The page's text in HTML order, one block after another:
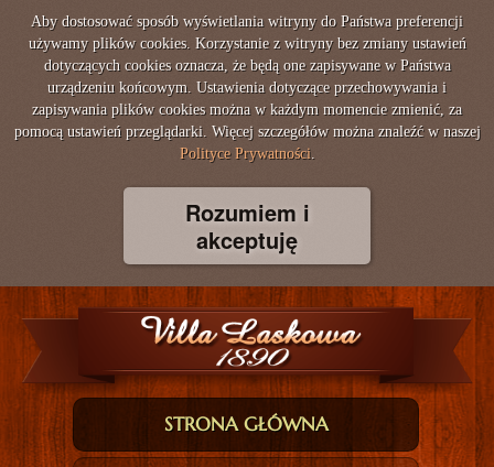
Aby dostosować sposób wyświetlania witryny do Państwa preferencji
używamy plików cookies. Korzystanie z witryny bez zmiany ustawień
dotyczących cookies oznacza, że będą one zapisywane w Państwa
urządzeniu końcowym. Ustawienia dotyczące przechowywania i
zapisywania plików cookies można w każdym momencie zmienić, za
pomocą ustawień przeglądarki. Więcej szczegółów można znaleźć w naszej
Polityce Prywatności.
Rozumiem i
akceptuję
STRONA GŁÓWNA